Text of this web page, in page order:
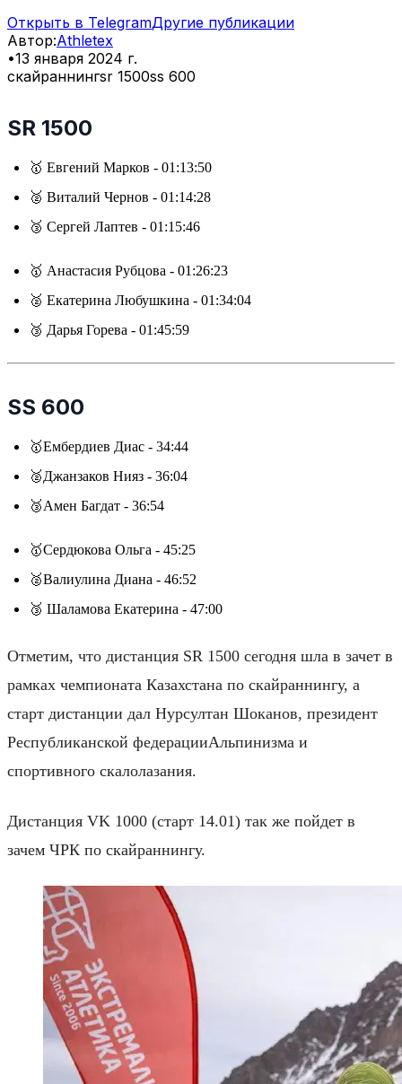
Открыть в TelegramДругие публикации
Автор:Athletex
•13 января 2024 г.
скайраннингsr 1500ss 600
SR 1500
🥇 Евгений Марков - 01:13:50
🥈 Виталий Чернов - 01:14:28
🥉 Сергей Лаптев - 01:15:46
🥇 Анастасия Рубцова - 01:26:23
🥈 Екатерина Любушкина - 01:34:04
🥉 Дарья Горева - 01:45:59
SS 600
🥇Ембердиев Диас - 34:44
🥈Джанзаков Нияз - 36:04
🥉Амен Багдат - 36:54
🥇Сердюкова Ольга - 45:25
🥈Валиулина Диана - 46:52
🥉 Шаламова Екатерина - 47:00
Отметим, что дистанция SR 1500 сегодня шла в зачет в
рамках чемпионата Казахстана по скайраннингу, а
старт дистанции дал Нурсултан Шоканов, президент
Республиканской федерацииАльпинизма и
спортивного скалолазания.
Дистанция VK 1000 (старт 14.01) так же пойдет в
зачем ЧРК по скайраннингу.